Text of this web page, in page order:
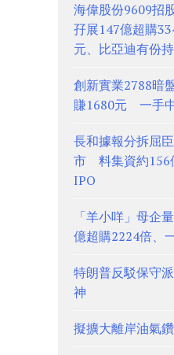
海偉股份9609招
孖展147億超購
元、比亞迪有份
創新實業2788暗
賺1680元 一手
長和據報分拆屈
市 料集資約156
IPO
「羊小咩」母企
億超購2224倍、
特朗普反駁保守
神
擬擴大離岸油氣